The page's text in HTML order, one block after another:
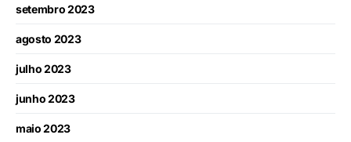
setembro 2023
agosto 2023
julho 2023
junho 2023
maio 2023